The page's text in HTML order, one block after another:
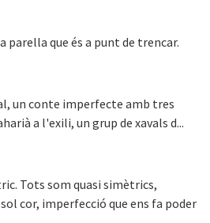
que és a punt de trencar.
un conte imperfecte amb tres
a l'exili, un grup de xavals d...
Tots som quasi simètrics,
cor, imperfecció que ens fa poder